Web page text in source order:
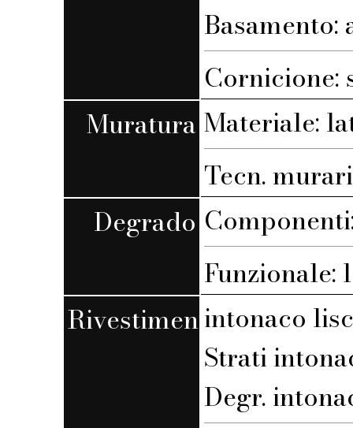
Cornicione:
Muratura Materiale:
Tecn.
Degrado
Funzionale:
Rivestimentointonaco
Strati
Degr.